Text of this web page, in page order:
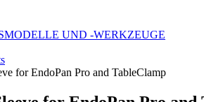
UND -WERKZEUGE
for EndoPan Pro and TableClamp